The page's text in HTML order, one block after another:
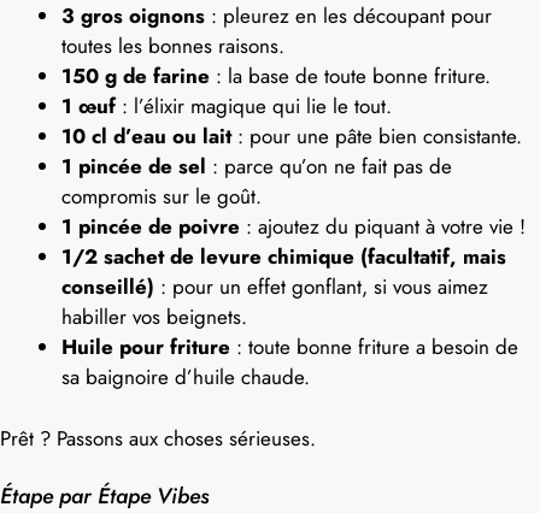
3 gros oignons : pleurez en les découpant pour
toutes les bonnes raisons.
150 g de farine : la base de toute bonne friture.
1 œuf: l’élixir magique qui lie le tout.
10 cl d’eau ou lait: pour une pâte bien consistante.
1 pincée de sel : parce qu’on ne fait pas de
compromis sur le goût.
1 pincée de poivre : ajoutez du piquant à votre vie !
1/2 sachet de levure chimique (facultatif, mais
conseillé) : pour un effet gonflant, si vous aimez
habiller vos beignets.
Huile pour friture : toute bonne friture a besoin de
sa baignoire d’huile chaude.
Prêt ? Passons aux choses sérieuses.
Étape par Étape Vibes